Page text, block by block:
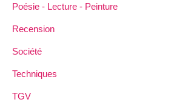
Poésie - Lecture - Peinture
Recension
Société
Techniques
TGV